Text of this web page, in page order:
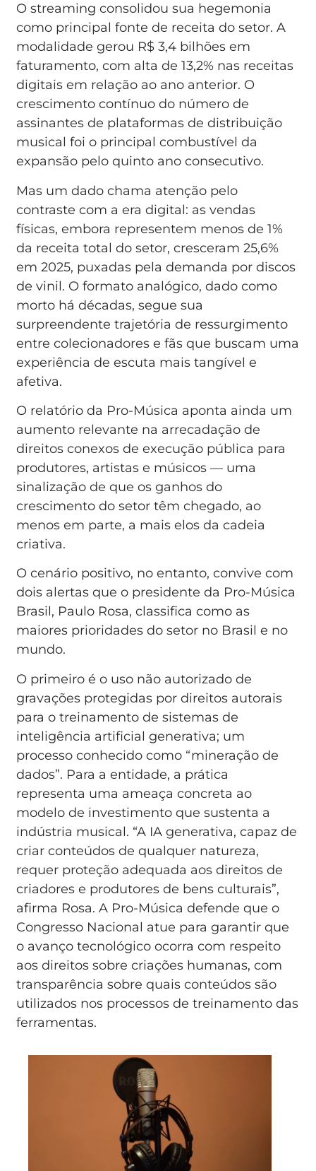
O streaming consolidou sua hegemonia
como principal fonte de receita do setor. A
modalidade gerou R$ 3,4 bilhões em
faturamento, com alta de 13,2% nas receitas
digitais em relação ao ano anterior. O
crescimento contínuo do número de
assinantes de plataformas de distribuição
musical foi o principal combustível da
expansão pelo quinto ano consecutivo.
Mas um dado chama atenção pelo
contraste com a era digital: as vendas
físicas, embora representem menos de 1%
da receita total do setor, cresceram 25,6%
em 2025, puxadas pela demanda por discos
de vinil. O formato analógico, dado como
morto há décadas, segue sua
surpreendente trajetória de ressurgimento
entre colecionadores e fãs que buscam uma
experiência de escuta mais tangível e
afetiva.
O relatório da Pro-Música aponta ainda um
aumento relevante na arrecadação de
direitos conexos de execução pública para
produtores, artistas e músicos — uma
sinalização de que os ganhos do
crescimento do setor têm chegado, ao
menos em parte, a mais elos da cadeia
criativa.
O cenário positivo, no entanto, convive com
dois alertas que o presidente da Pro-Música
Brasil, Paulo Rosa, classifica como as
maiores prioridades do setor no Brasil e no
mundo.
O primeiro é o uso não autorizado de
gravações protegidas por direitos autorais
para o treinamento de sistemas de
inteligência artificial generativa; um
processo conhecido como “mineração de
dados”. Para a entidade, a prática
representa uma ameaça concreta ao
modelo de investimento que sustenta a
indústria musical. “A IA generativa, capaz de
criar conteúdos de qualquer natureza,
requer proteção adequada aos direitos de
criadores e produtores de bens culturais”,
afirma Rosa. A Pro-Música defende que o
Congresso Nacional atue para garantir que
o avanço tecnológico ocorra com respeito
aos direitos sobre criações humanas, com
transparência sobre quais conteúdos são
utilizados nos processos de treinamento das
ferramentas.